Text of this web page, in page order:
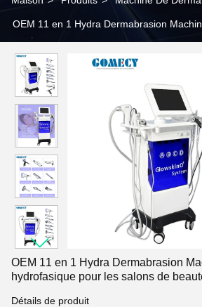
OEM 11 en 1 Hydra Dermabrasion
OEM 11 en 1 Hydra Dermabrasion
hydrofasique pour les salons de
Détails de produit